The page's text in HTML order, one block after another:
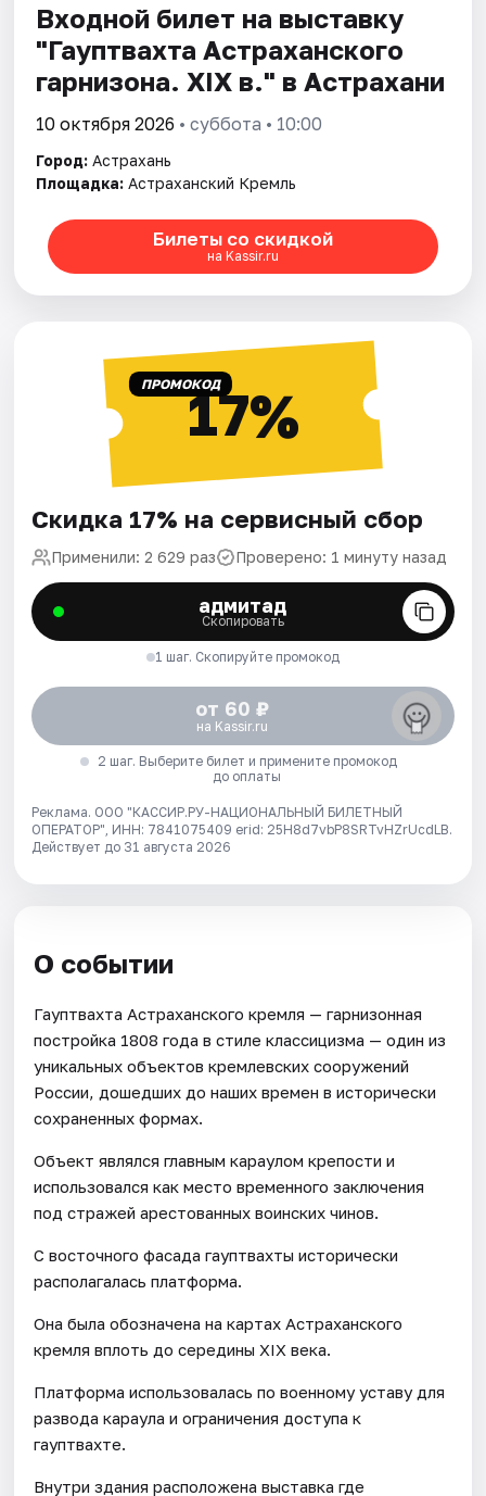
Входной билет на выставку
"Гауптвахта Астраханского
гарнизона. XIX в." в Астрахани
10 октября 2026 • суббота • 10:00
Город: Астрахань
Площадка: Астраханский Кремль
Билеты со скидкой
на Kassir.ru
ПРОМОКОД17%
Скидка 17% на сервисный сбор
Применили: 2 629 раз Проверено: 1 минуту назад
адмитад
Скопировать
1 шаг. Скопируйте промокод
от 60 ₽
на Kassir.ru
2 шаг. Выберите билет и примените промокод
до оплаты
Реклама. ООО "КАССИР.РУ-НАЦИОНАЛЬНЫЙ БИЛЕТНЫЙ
ОПЕРАТОР", ИНН: 7841075409 erid: 25H8d7vbP8SRTvHZrUcdLB.
Действует до 31 августа 2026
О событии
Гауптвахта Астраханского кремля — гарнизонная
постройка 1808 года в стиле классицизма — один из
уникальных объектов кремлевских сооружений
России, дошедших до наших времен в исторически
сохраненных формах.
Объект являлся главным караулом крепости и
использовался как место временного заключения
под стражей арестованных воинских чинов.
С восточного фасада гауптвахты исторически
располагалась платформа.
Она была обозначена на картах Астраханского
кремля вплоть до середины XIX века.
Платформа использовалась по военному уставу для
развода караула и ограничения доступа к
гауптвахте.
Внутри здания расположена выставка где